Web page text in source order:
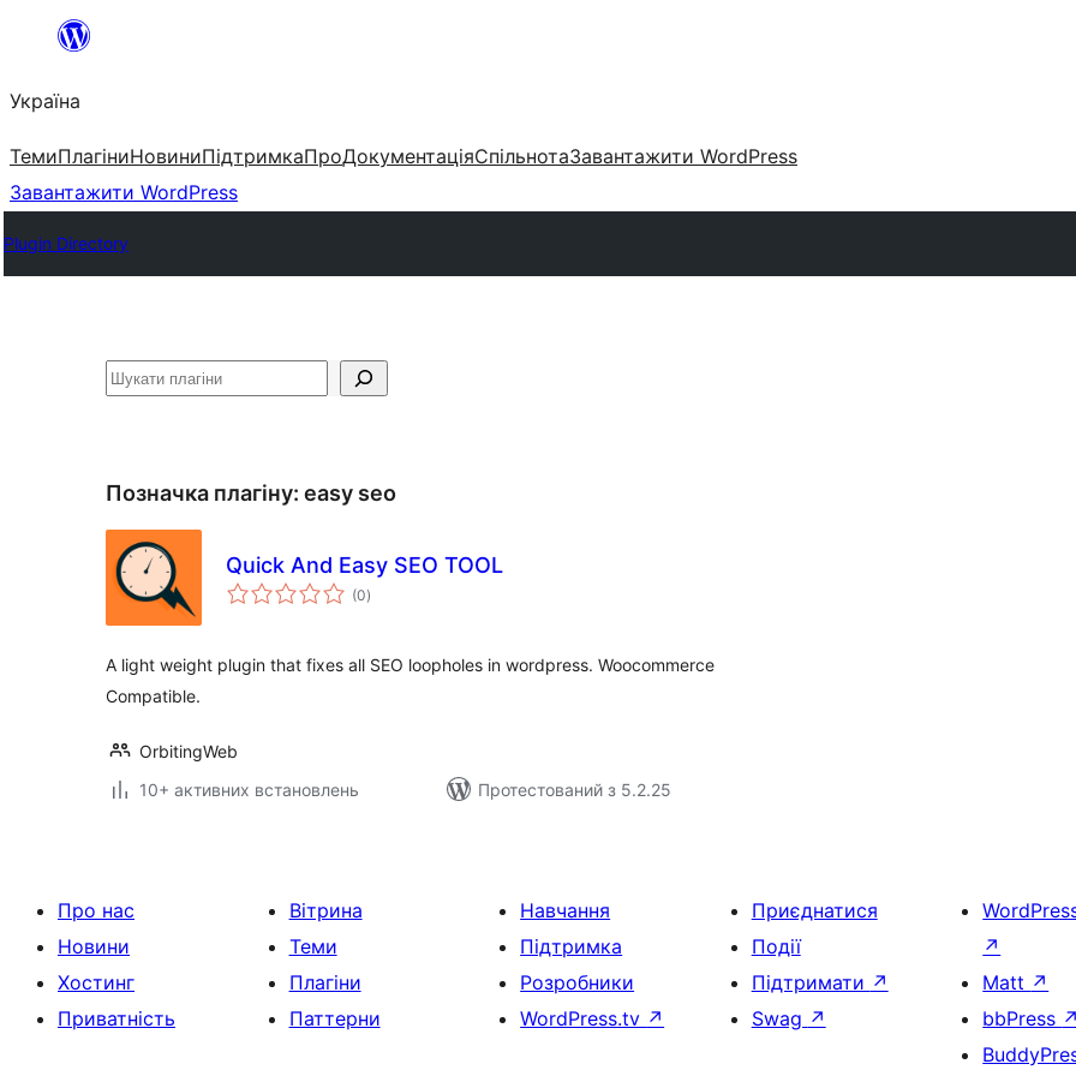
Перейти
вмісту
Україна
ТемиПлагіниНовиниПідтримкаПроДокументаціяСпільнотаЗавантажити WordPress
Завантажити WordPress
Plugin Directory
Пошук
Позначка плагіну: easy seo
Quick And Easy SEO TOOL
(0загальний
рейтинг
)
A light weight plugin that fixes all SEO loopholes in wordpress. Woocommerce
Compatible.
OrbitingWeb
10+ активних встановлень
Протестований з 5.2.25
Про нас
Новини
Хостинг
Приватність
Вітрина
Теми
Плагіни
Паттерни
Навчання
Підтримка
Розробники
WordPress.tv ↗
Приєднатися
Події
Підтримати ↗
Swag ↗
↗
Matt ↗
bbPress ↗